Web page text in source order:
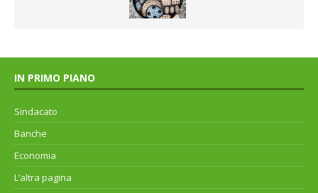
IN PRIMO PIANO
Sindacato
Banche
Economia
L’altra pagina